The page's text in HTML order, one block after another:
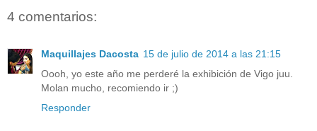
4 comentarios:
Maquillajes Dacosta 15 de julio de 2014 a las 21:15
Oooh, yo este año me perderé la exhibición de Vigo juu.
Molan mucho, recomiendo ir ;)
Responder